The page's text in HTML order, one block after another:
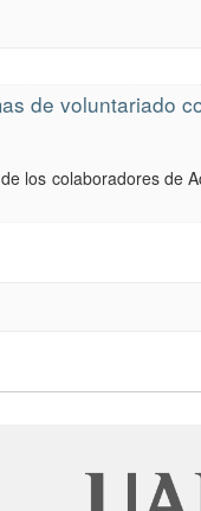
de voluntariado
los colaboradores de